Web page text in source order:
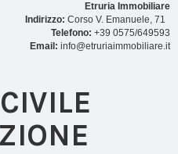
Etruria Immobiliare
Indirizzo: Corso V. Emanuele, 71
Telefono: +39 0575/649593
Email: info@etruriaimmobiliare.it